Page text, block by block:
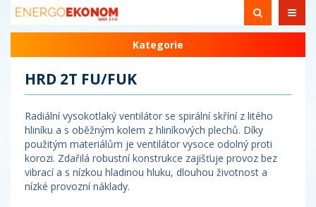
Kategorie
HRD 2T FU/FUK
Radiální vysokotlaký ventilátor se spirální skříní z litého
hliníku a s oběžným kolem z hliníkových plechů. Díky
použitým materiálům je ventilátor vysoce odolný proti
korozi. Zdařilá robustní konstrukce zajišťuje provoz bez
vibrací a s nízkou hladinou hluku, dlouhou životnost a
nízké provozní náklady.